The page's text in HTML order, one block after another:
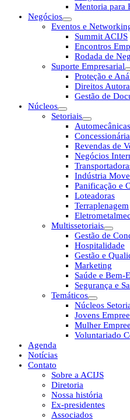
Mentoria para
Negócios
Eventos e
Summit ACIJS
Encontros
Rodada de
Suporte Empresarial
Proteção e
Direitos
Gestão de
Núcleos
Setoriais
Automecânicas
Revendas de
Negócios
Indústria
Panificação e
Loteadoras
Terraplenagem
Multissetoriais
Gestão de
Hospitalidade
Gestão e
Marketing
Saúde e Bem-
Segurança e
Temáticos
Núcleos
Jovens
Mulher
Voluntariado
Agenda
Notícias
Contato
Sobre a ACIJS
Diretoria
Nossa história
Ex-presidentes
Associados